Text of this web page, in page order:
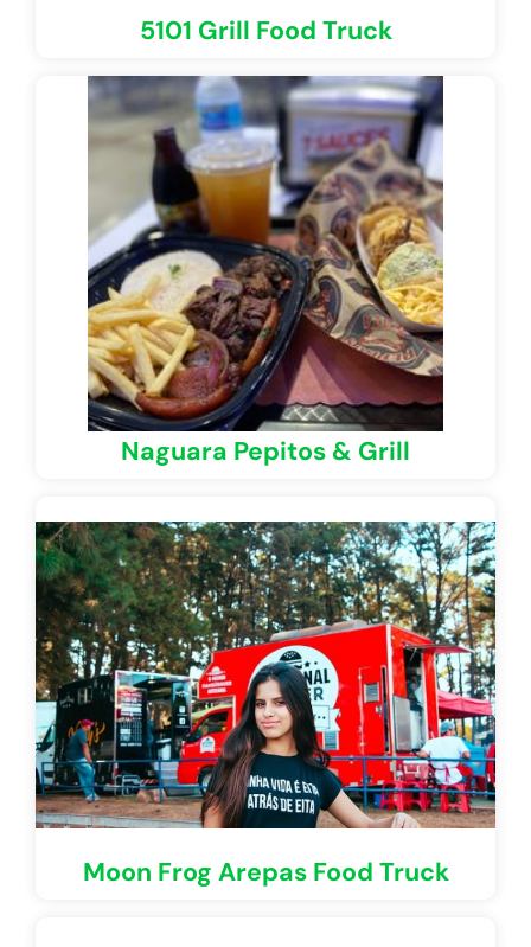
5101 Grill Food Truck
Naguara Pepitos & Grill
Moon Frog Arepas Food Truck